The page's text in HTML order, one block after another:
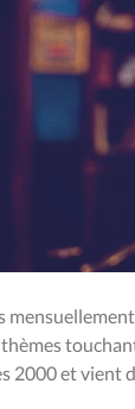
2000 et vient